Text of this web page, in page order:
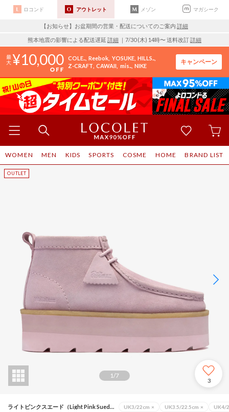
ロコンド アウトレット メゾン マガシーク
【お知らせ】お盆期間の営業・配送についてのご案内 詳細
熊本地震の影響による配送遅延 詳細 ｜7/30 (木) 14時〜 送料改訂詳細
10,000 COLE.. Reebok YOSUKE HILLS..
Z-CRAFT CAWAII mis.. NIKE
キャンペーン
WOMEN MEN KIDS SPORTS COSME HOME BRAND LIST
1/7
3
ライトピンクスエード（Light Pink Suede） UK3/22cm × UK3.5/22.5cm × UK4/